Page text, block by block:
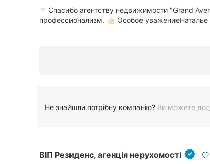
Спасибо агентству недвижимости "Grand
профессионализм. 👍🏻 Особое уважениеНаталье
Не знайшли потрібну компанію? Ви можете
ВІП Резиденс, агенція нерухомості